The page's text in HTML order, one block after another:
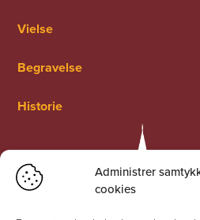
Administrer
cookies
Vielse
Begravelse
Historie